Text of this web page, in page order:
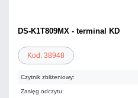
DS-K1T809MX - terminal KD
Kod: 38948
Czytnik zbliżeniowy:
Zasięg odczytu: